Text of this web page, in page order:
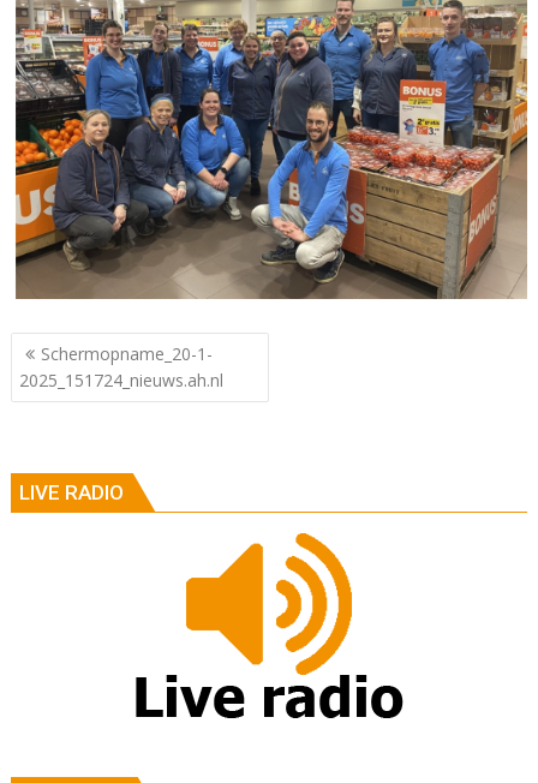
Berichtnavigatie
Schermopname_20-1-
2025_151724_nieuws.ah.nl
LIVE RADIO